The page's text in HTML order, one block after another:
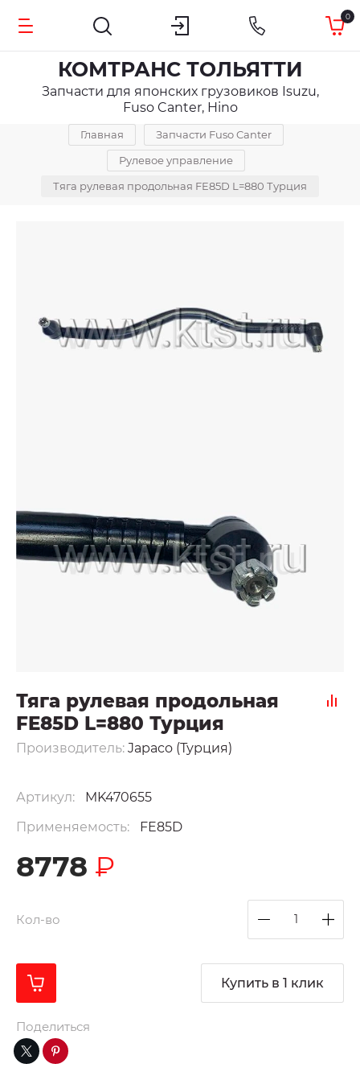
0
КОМТРАНС ТОЛЬЯТТИ
Запчасти для японских грузовиков Isuzu,
Fuso Canter, Hino
Главная
Запчасти Fuso Canter
Рулевое управление
Тяга рулевая продольная FE85D L=880 Турция
Тяга рулевая продольная
FE85D L=880 Турция
Производитель: Japaco (Турция)
Артикул:
MK470655
Применяемость:
FE85D
8778 ₽
Кол-во
Купить в 1 клик
Поделиться